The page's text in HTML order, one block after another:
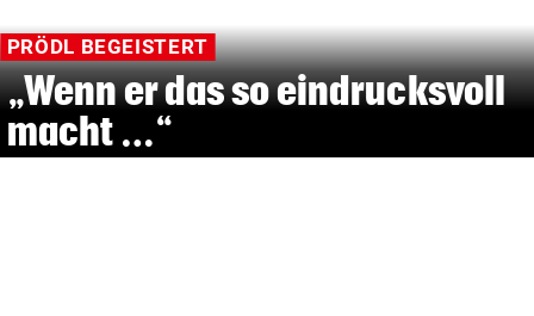
PRÖDL BEGEISTERT
„Wenn er das so eindrucksvoll
macht …“